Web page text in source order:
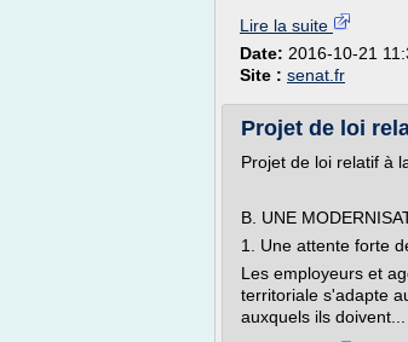
Lire la suite
Date: 2016-10-21
Site : senat.fr
Projet de loi
Projet de loi relatif à
B. UNE
1. Une attente forte
Les employeurs et
territoriale s'adapte
auxquels ils doivent...